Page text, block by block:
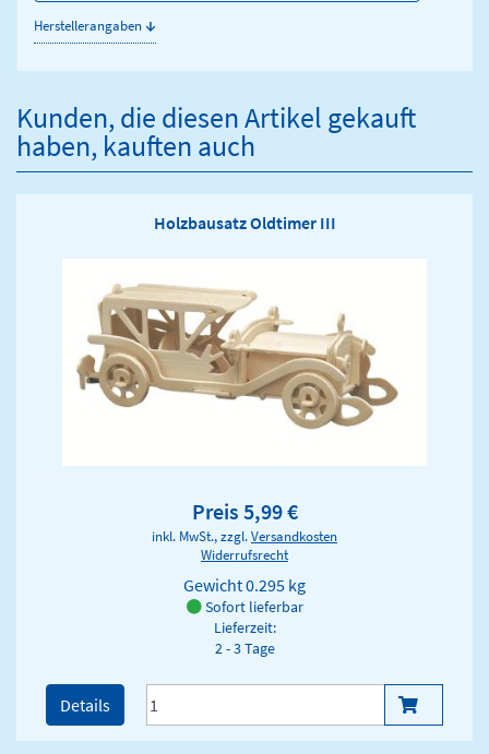
Herstellerangaben↓
Kunden, die diesen Artikel gekauft
haben, kauften auch
Holzbausatz Oldtimer III
Preis 5,99 €
inkl. MwSt., zzgl.Versandkosten
Widerrufsrecht
Gewicht0.295 kg
Sofort lieferbar
Lieferzeit:
2 - 3 Tage
Details